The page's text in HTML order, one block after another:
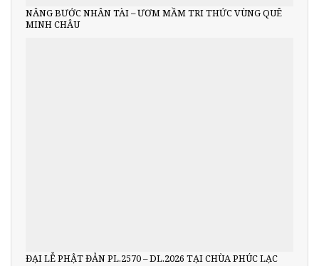
NÂNG BƯỚC NHÂN TÀI – ƯƠM MẦM TRI THỨC VÙNG QUÊ
MINH CHÂU
ĐẠI LỄ PHẬT ĐẢN PL.2570 – DL.2026 TẠI CHÙA PHÚC LẠC